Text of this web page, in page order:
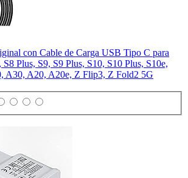
con Cable de Carga USB Tipo C para
Plus, S9, S9 Plus, S10, S10 Plus, S10e,
A30, A20, A20e, Z Flip3, Z Fold2 5G